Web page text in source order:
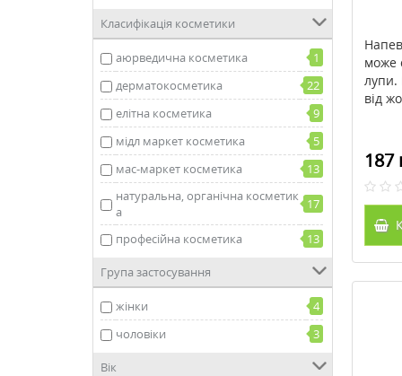
Класифікація косметики
аюрведична косметика
1
дерматокосметика
22
елітна косметика
9
мідл маркет косметика
5
мас-маркет косметика
13
натуральна, органічна косметик
а
17
професійна косметика 13
Група застосування
жінки
4
чоловіки
3
Вік
може
лупи.
від
187